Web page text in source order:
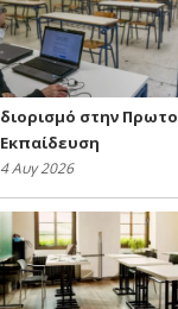
διορισμό στην
Εκπαίδευση
4 Αυγ 2026